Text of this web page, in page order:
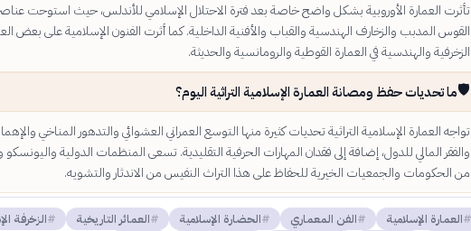
تأثرت العمارة الأوروبية بشكل واضح خاصة بعد فترة الاحتلال الإسلامي للأندلس، حيث استوحت
القوس المدبب والزخارف الهندسية والقباب والأفنية الداخلية. كما أثرت الفنون الإسلامية على بعض
الزخرفية والهندسية في العمارة القوطية والرومانسية والحديثة.
🛡️ما تحديات حفظ ومصانة العمارة الإسلامية التراثية اليوم؟
تواجه العمارة الإسلامية التراثية تحديات كثيرة منها التوسع العمراني العشوائي والتدهور المناخي
والفقر المالي للدول، إضافة إلى فقدان المهارات الحرفية التقليدية. تسعى المنظمات الدولية واليونسكو
من الحكومات والجمعيات الخيرية للحفاظ على هذا التراث النفيس من الاندثار والتشويه.
العمارة الإسلامية الفن المعماري الحضارة الإسلامية العمائر التاريخية
الزخرفة